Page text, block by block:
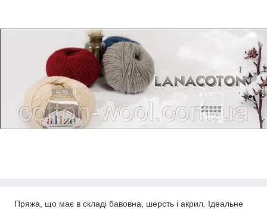
Пряжа, що має в складі бавовна, шерсть і акрил. Ідеальне